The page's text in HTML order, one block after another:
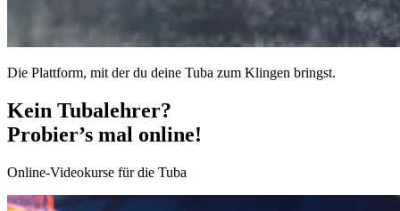
Die Plattform, mit der du deine Tuba zum Klingen bringst.
Kein Tubalehrer?
Probier’s mal online!
Online-Videokurse für die Tuba